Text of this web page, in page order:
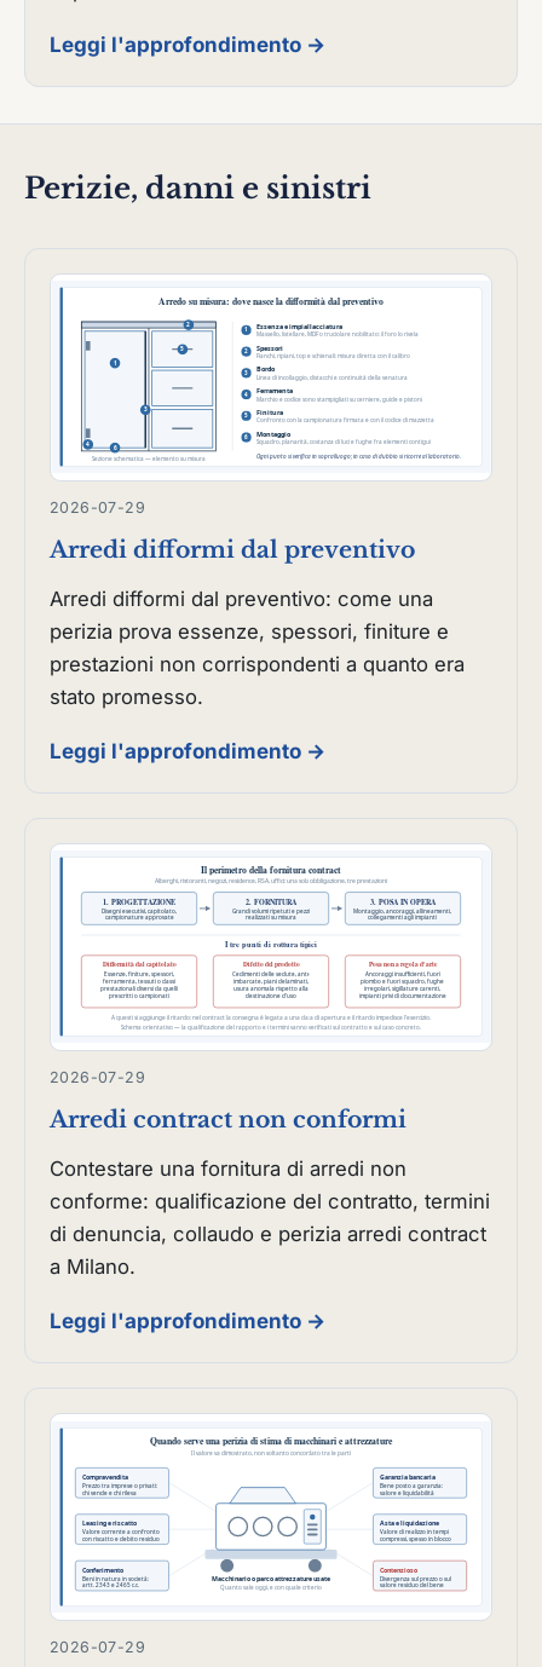
Leggi l'approfondimento →
Perizie, danni e sinistri
2026-07-29
Arredi difformi dal preventivo
Arredi difformi dal preventivo: come una
perizia prova essenze, spessori, finiture e
prestazioni non corrispondenti a quanto era
stato promesso.
Leggi l'approfondimento →
2026-07-29
Arredi contract non conformi
Contestare una fornitura di arredi non
conforme: qualificazione del contratto, termini
di denuncia, collaudo e perizia arredi contract
a Milano.
Leggi l'approfondimento →
2026-07-29